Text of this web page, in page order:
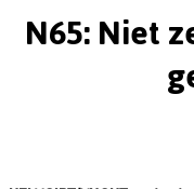
N65: Niet